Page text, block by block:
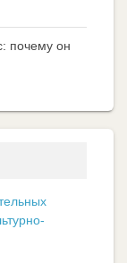
почему он